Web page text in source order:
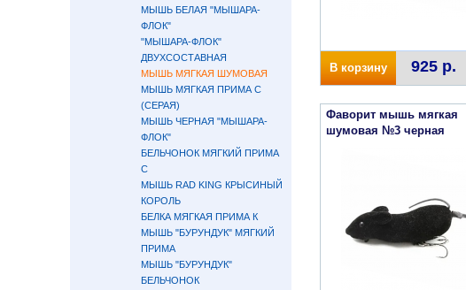
МЫШЬ БЕЛАЯ "МЫШАРА-
ФЛОК"
"МЫШАРА-ФЛОК"
ДВУХСОСТАВНАЯ
МЫШЬ МЯГКАЯ ШУМОВАЯ
МЫШЬ МЯГКАЯ ПРИМА С
(СЕРАЯ)
МЫШЬ ЧЕРНАЯ "МЫШАРА-
ФЛОК"
БЕЛЬЧОНОК МЯГКИЙ ПРИМА
С
МЫШЬ RAD KING КРЫСИНЫЙ
КОРОЛЬ
БЕЛКА МЯГКАЯ ПРИМА К
МЫШЬ "БУРУНДУК" МЯГКИЙ
ПРИМА
МЫШЬ "БУРУНДУК"
БЕЛЬЧОНОК
В корзину 925 р.
Фаворит мышь мягкая
шумовая №3 черная